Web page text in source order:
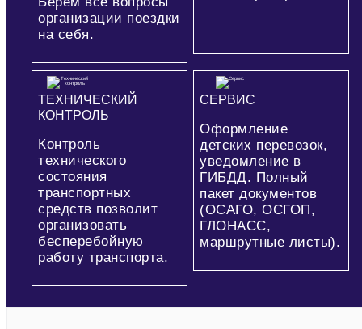
организации поездки
на себя.
ТЕХНИЧЕСКИЙ
КОНТРОЛЬ
Контроль
технического
состояния
транспортных
средств позволит
организовать
бесперебойную
работу транспорта.
СЕРВИС
Оформление
детских перевозок,
уведомление в
ГИБДД. Полный
пакет документов
(ОСАГО, ОСГОП,
ГЛОНАСС,
маршрутные листы).